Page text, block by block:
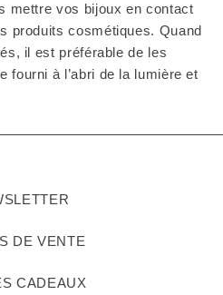
mettre vos bijoux en contact
produits cosmétiques. Quand
il est préférable de les
fourni à l’abri de la lumière et
DE VENTE
CADEAUX